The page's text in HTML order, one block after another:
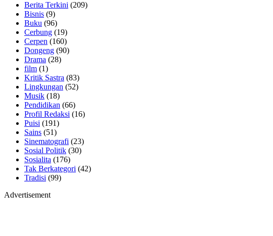
Berita Terkini (209)
Bisnis (9)
Buku (96)
Cerbung (19)
Cerpen (160)
Dongeng (90)
Drama (28)
film (1)
Kritik Sastra (83)
Lingkungan (52)
Musik (18)
Pendidikan (66)
Profil Redaksi (16)
Puisi (191)
Sains (51)
Sinematografi (23)
Sosial Politik (30)
Sosialita (176)
Tak Berkategori (42)
Tradisi (99)
Advertisement